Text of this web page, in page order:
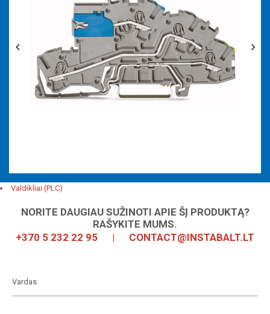
Valdikliai (PLC)
NORITE DAUGIAU SUŽINOTI APIE ŠĮ PRODUKTĄ?
RAŠYKITE MUMS.
+370 5 232 22 95
| CONTACT@INSTABALT.LT